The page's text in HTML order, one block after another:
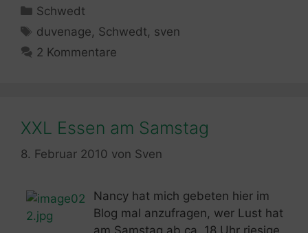
Kategorien
Schwedt
Schlagwörter
duvenage, Schwedt, sven
2 Kommentare
XXL Essen am Samstag
8. Februar 2010 von Sven
Nancy hat mich gebeten hier im
Blog mal anzufragen, wer Lust hat